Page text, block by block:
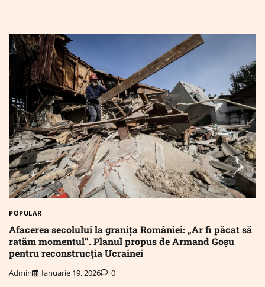
POPULAR
Afacerea secolului la granița României: „Ar fi păcat să
ratăm momentul”. Planul propus de Armand Goșu
pentru reconstrucția Ucrainei
Admin Ianuarie 19, 2026 0